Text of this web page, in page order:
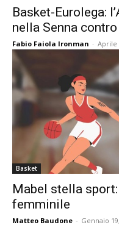
Basket-Eurolega:
nella Senna
Fabio Faiola Ironman - Aprile
Basket
Mabel stella
femminile
Matteo Baudone - Gennaio